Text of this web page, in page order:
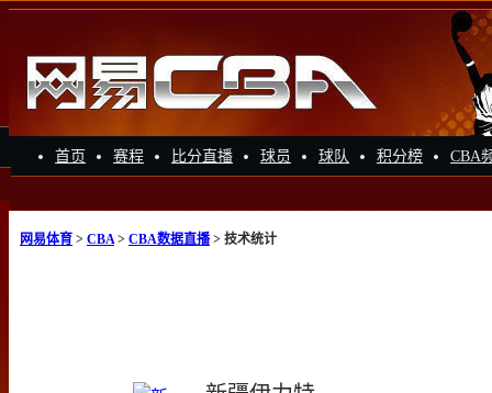
首页 赛程 比分直播 球员 球队 积分榜 CBA
网易体育 > CBA> CBA数据直播> 技术统计